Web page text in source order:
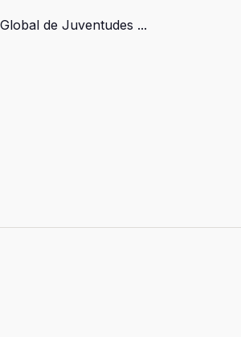
de Juventudes ...